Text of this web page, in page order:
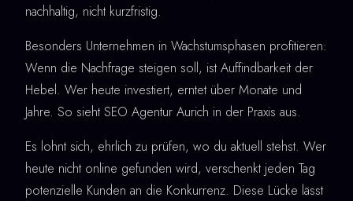
nachhaltig, nicht kurzfristig.
Besonders Unternehmen in Wachstumsphasen profitieren:
Wenn die Nachfrage steigen soll, ist Auffindbarkeit der
Hebel. Wer heute investiert, erntet über Monate und
Jahre. So sieht SEO Agentur Aurich in der Praxis aus.
Es lohnt sich, ehrlich zu prüfen, wo du aktuell stehst. Wer
heute nicht online gefunden wird, verschenkt jeden Tag
potenzielle Kunden an die Konkurrenz. Diese Lücke lässt